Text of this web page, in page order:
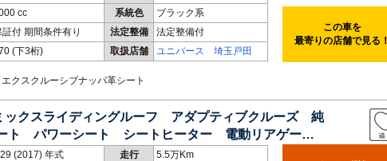
cc 系統色
ブラック系
証付 期間条件有り 法定整備
法定整備付
(下3桁) 取扱店舗 ユニバース 埼玉戸田
クスクルーシブナッパ革シート
この車を
最寄りの店舗で見る！
ックスライディングルーフ アダプティブクルーズ 純
ト パワーシート シートヒーター 電動リアゲー
(2017) 年式 走行
5.5万Km